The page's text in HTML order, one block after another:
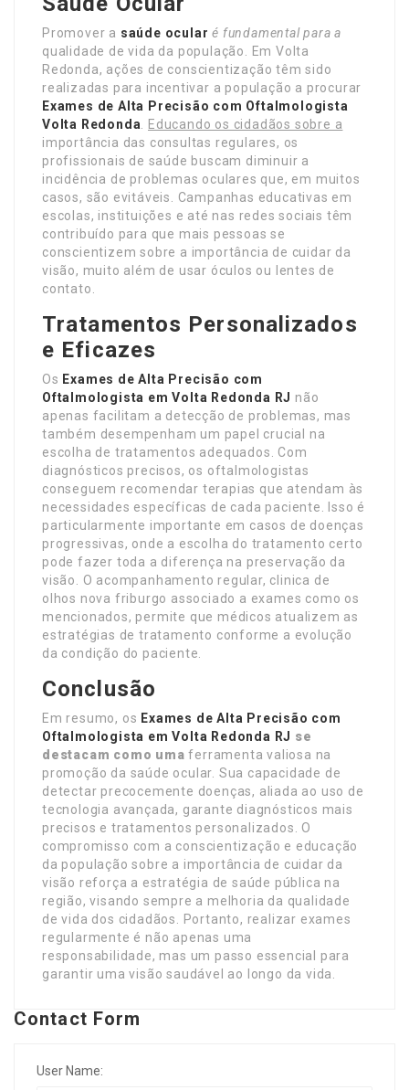
Promover a saúde ocular é fundamental para a
qualidade de vida da população. Em Volta
Redonda, ações de conscientização têm sido
realizadas para incentivar a população a procurar
Exames de Alta Precisão com Oftalmologista
Volta Redonda. Educando os cidadãos sobre a
importância das consultas regulares, os
profissionais de saúde buscam diminuir a
incidência de problemas oculares que, em muitos
casos, são evitáveis. Campanhas educativas em
escolas, instituições e até nas redes sociais têm
contribuído para que mais pessoas se
conscientizem sobre a importância de cuidar da
visão, muito além de usar óculos ou lentes de
contato.
Tratamentos Personalizados
e Eficazes
Os Exames de Alta Precisão com
Oftalmologista em Volta Redonda RJ não
apenas facilitam a detecção de problemas, mas
também desempenham um papel crucial na
escolha de tratamentos adequados. Com
diagnósticos precisos, os oftalmologistas
conseguem recomendar terapias que atendam às
necessidades específicas de cada paciente. Isso é
particularmente importante em casos de doenças
progressivas, onde a escolha do tratamento certo
pode fazer toda a diferença na preservação da
visão. O acompanhamento regular, clinica de
olhos nova friburgo associado a exames como os
mencionados, permite que médicos atualizem as
estratégias de tratamento conforme a evolução
da condição do paciente.
Conclusão
Em resumo, os Exames de Alta Precisão com
Oftalmologista em Volta Redonda RJ se
destacam como uma ferramenta valiosa na
promoção da saúde ocular. Sua capacidade de
detectar precocemente doenças, aliada ao uso de
tecnologia avançada, garante diagnósticos mais
precisos e tratamentos personalizados. O
compromisso com a conscientização e educação
da população sobre a importância de cuidar da
visão reforça a estratégia de saúde pública na
região, visando sempre a melhoria da qualidade
de vida dos cidadãos. Portanto, realizar exames
regularmente é não apenas uma
responsabilidade, mas um passo essencial para
garantir uma visão saudável ao longo da vida.
Contact Form
User Name: